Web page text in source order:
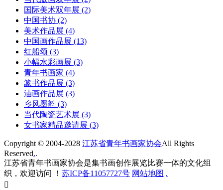
国际美术双年展 (2)
中国书协 (2)
美术作品展 (4)
中国画作品展 (13)
红船颂 (3)
小幅水彩画展 (3)
青年书画家 (4)
篆书作品展 (3)
油画作品展 (3)
乡风墨韵 (3)
当代陶瓷艺术展 (3)
女书家精品邀请展 (3)
Copyright © 2004-2028 江苏省青年书画家协会All Rights
Reserved..
江苏省青年书画家协会是集书画创作展览比赛一体的文化组
织，欢迎访问 ！ 苏ICP备11057727号 网站地图 .
